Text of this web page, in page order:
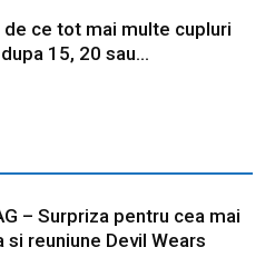
de ce tot mai multe cupluri
15, 20 sau...
– Surpriza pentru cea mai
si reuniune Devil Wears